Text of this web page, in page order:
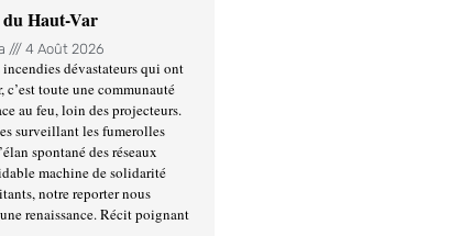
du Haut-Var
4 Août 2026
dévastateurs qui ont
c’est toute une communauté
au feu, loin des projecteurs.
surveillant les fumerolles
spontané des réseaux
machine de solidarité
notre reporter nous
renaissance. Récit poignant